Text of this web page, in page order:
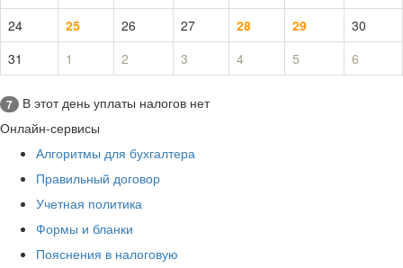
24
25 26 27 28 29
30
31
1 2 3 4 5 6
7
В этот день уплаты налогов нет
Онлайн-сервисы
Алгоритмы для бухгалтера
Правильный договор
Учетная политика
Формы и бланки
Пояснения в налоговую